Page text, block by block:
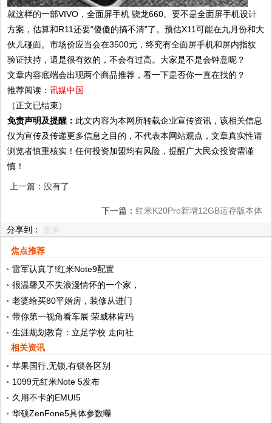
就这样的一部VIVO，全面屏手机 骁龙660。要不是全面屏手机设计
方案，估算和R11还要“傻傻的搞不清”了。预估X11可能在九月份和大
伙儿碰面。市场价应当会在3500元，终究有全面屏手机和屏内指纹
验证扶持，還是很有效的，不会有过高。大家是不是会钟意呢？
文章内容底端会出现两个商品推荐，看一下是否你一直在找的？
推荐阅读：讯媒中国
（正文已结束）
免责声明及提醒： 此文内容为本网所转载企业宣传资讯，该相关信息
仅为宣传及传递更多信息之目的，不代表本网站观点，文章真实性请
浏览者慎重核实！任何投资加盟均有风险，提醒广大民众投资需谨
慎！
上一篇：没有了
下一篇： 红米K20Pro新增12GB运存版本体
验流畅到飞起
分享到： 更多
焦点推荐
雷军认真了!红米Note9配置
很温馨又不失浪漫情怀的一个家，
老婆给买80平婚房，装修从进门
带你第一视角看车展 荣威林肯玛
生涯规划教育：立足学校 走向社
相关资讯
苹果国行,无锁,有锁各区别
1099元红米Note 5发布
久用不卡的EMUI5
华硕ZenFone5具体参数曝